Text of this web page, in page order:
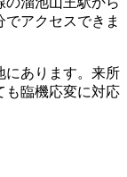
アクセスできま
にあります。来所
も臨機応変に対応